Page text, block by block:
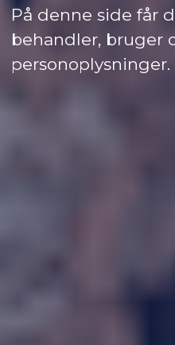
På denne side får
behandler, bruger
personoplysninger.